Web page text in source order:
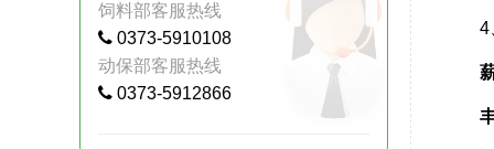
饲料部客服热线
0373-5910108
动保部客服热线
0373-5912866
4